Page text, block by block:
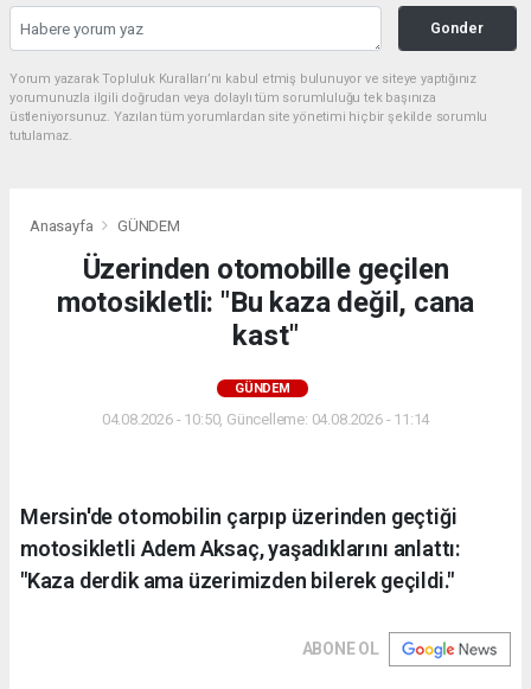
Gonder
Yorum yazarak Topluluk Kuralları’nı kabul etmiş bulunuyor ve siteye yaptığınız
yorumunuzla ilgili doğrudan veya dolaylı tüm sorumluluğu tek başınıza
üstleniyorsunuz. Yazılan tüm yorumlardan site yönetimi hiçbir şekilde sorumlu
tutulamaz.
Anasayfa GÜNDEM
Üzerinden otomobille geçilen
motosikletli: "Bu kaza değil, cana
kast"
GÜNDEM
04.08.2026 - 10:50, Güncelleme: 04.08.2026 - 11:14
Mersin'de otomobilin çarpıp üzerinden geçtiği
motosikletli Adem Aksaç, yaşadıklarını anlattı:
"Kaza derdik ama üzerimizden bilerek geçildi."
ABONE OL